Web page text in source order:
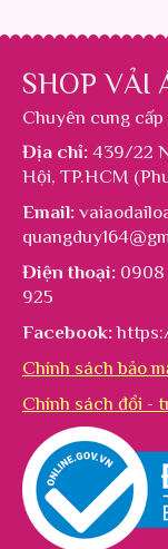
SHOP VẢI
Chuyên cung cấp
Địa chỉ: 439/22
Hội, TP.HCM
Email:
Điện thoại: 0908
925
Facebook:
Chính sách bảo
Chính sách đổi -